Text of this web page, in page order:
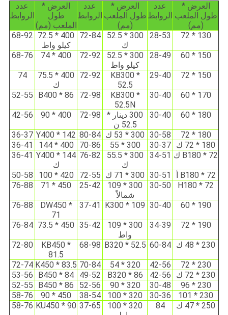
العرض *
طول الملعب
(مم)
عدد
الروابط
العرض *
طول الملعب
(مم)
عدد
الروابط
العرض *
طول
الملعب (مم)
عدد
الروابط
130 * 72
28-53
300 * 52.5
ك
72-84
400 * 72.5
كيلو واط
68-92
150 * 60
28-49
300 * 52.5
كيلو واط
72-92
400 * 74
68-76
150 * 72
29-40
KB300 *
52.5
72-92
400 * 75.5
ك
74
170 * 60
30-40
KB300 *
52.5N
72-98
B400 * 86
52-55
180 * 60
30-40
300 دينار *
52.5 ن
72-98
400 * 90
42-56
180 * 72
30-58 300 * 53 ك 80-84
Y400 * 142
36-37
180 * 72 ك
30-37
300 * 55
70-86
400 * 144
36-41
B180 * 72 ك
34-51
300 * 55.5
ك
76-82
Y400 * 144
ك
36-41
B180 * 72 أ 30-51 300 * 71 ك 72-55
420 * 100
50-58
H180 * 72
30-50
300 * 109
شمالاً
25-42
450 * 71
76-88
190 * 60
30-40
K300 * 109
37-41
DW450 *
71
76-88
190 * 72
34-39
300 * 109
واط
35-42
450 * 73.5
76-84
230 * 48 ك 60-84
B320 * 52.5
68-98
KB450 *
81.5
72-80
230 * 72
42-56
320 * 54
70-84
K450 * 83.5
72-74
230 * 72 ك
42-56
B320 * 86
49-52
B450 * 84
53-56
230 * 96
30-48
320 * 90
52-56
B450 * 86
52-55
230 * 101
30-36
320 * 100
38-54
450 * 90
58-76
250 * 47 ك
84
320 * 100
37-65
KU450 * 90
58-76